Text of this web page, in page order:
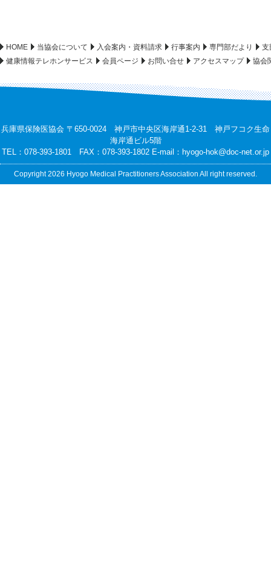
HOME 当協会について 入会案内・資料請求 行事案内 専門部だより
支
健康情報テレホンサービス
会員ページ お問い合せ アクセスマップ 協会
兵庫県保険医協会 〒650-0024 神戸市中央区海岸通1-2-31 神戸フコク生命
海岸通ビル5階
TEL：078-393-1801 FAX：078-393-1802 E-mail： hyogo-hok@doc-net.or.jp
Copyright 2026 Hyogo Medical Practitioners Association All right reserved.